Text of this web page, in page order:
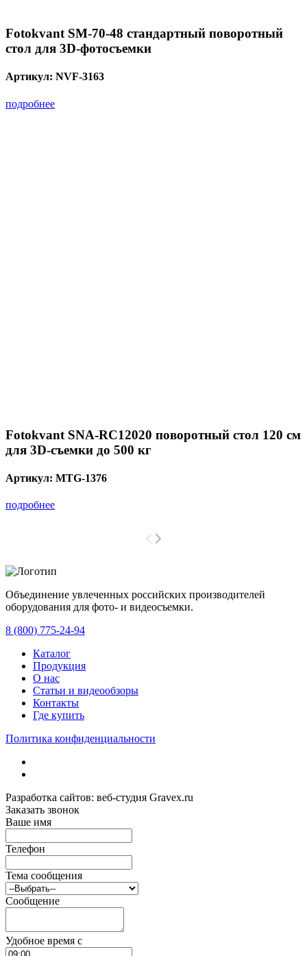
Fotokvant SM-70-48 стандартный поворотный
стол для 3D-фотосъемки
Артикул: NVF-3163
подробнее
Fotokvant SNA-RC12020 поворотный стол 120 см
для 3D-съемки до 500 кг
Артикул: MTG-1376
подробнее
Объединение увлеченных российских производителей
оборудования для фото- и видеосъемки.
8 (800) 775-24-94
Каталог
Продукция
О нас
Статьи и видеообзоры
Контакты
Где купить
Политика конфиденциальности
Разработка сайтов: веб-студия Gravex.ru
Заказать звонок
Ваше имя
Телефон
Тема сообщения
Сообщение
Удобное время c